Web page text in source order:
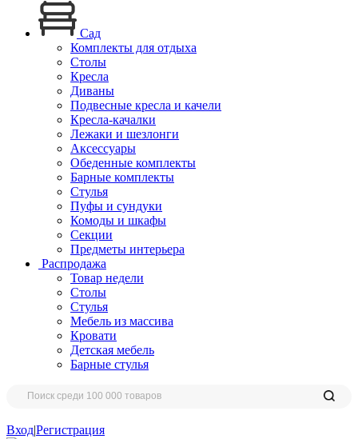
Сад
Комплекты для отдыха
Столы
Кресла
Диваны
Подвесные кресла и качели
Кресла-качалки
Лежаки и шезлонги
Аксессуары
Обеденные комплекты
Барные комплекты
Стулья
Пуфы и сундуки
Комоды и шкафы
Секции
Предметы интерьера
Распродажа
Товар недели
Столы
Стулья
Мебель из массива
Кровати
Детская мебель
Барные стулья
Вход|Регистрация